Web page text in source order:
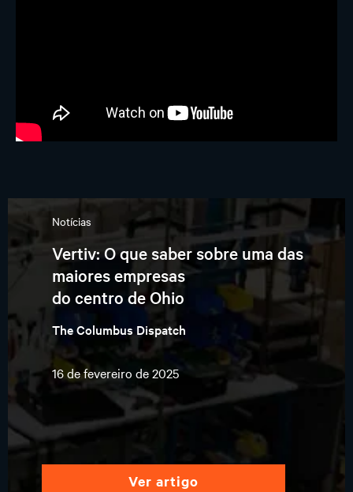
Notícias
Vertiv: O que saber sobre uma das
maiores empresas
do centro de Ohio
The Columbus Dispatch
16 de fevereiro de 2025
ver artigo